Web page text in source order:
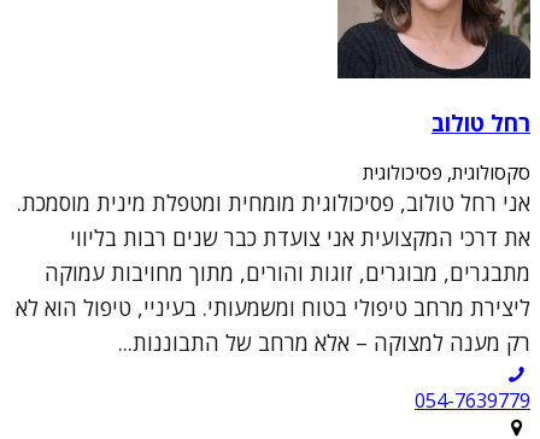
רחל טולוב
סקסולוגית, פסיכולוגית
אני רחל טולוב, פסיכולוגית מומחית ומטפלת מינית מוסמכת.
את דרכי המקצועית אני צועדת כבר שנים רבות בליווי
מתבגרים, מבוגרים, זוגות והורים, מתוך מחויבות עמוקה
ליצירת מרחב טיפולי בטוח ומשמעותי. בעיניי, טיפול הוא לא
רק מענה למצוקה – אלא מרחב של התבוננות...
054-7639779